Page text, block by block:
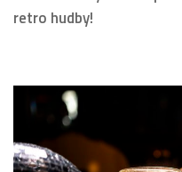
retro hudby!